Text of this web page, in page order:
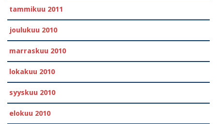
tammikuu 2011
joulukuu 2010
marraskuu 2010
lokakuu 2010
syyskuu 2010
elokuu 2010